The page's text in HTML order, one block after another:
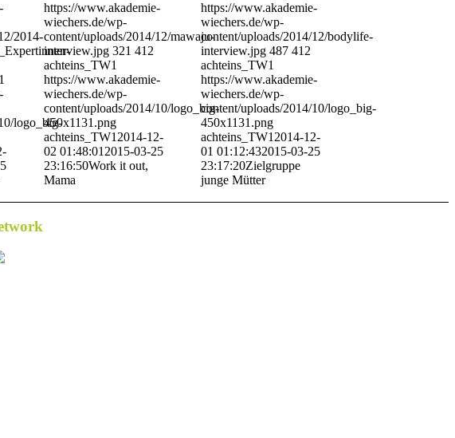
2014-
logo_big-
https://www.akademie-
wiechers.de/wp-
content/uploads/2014/12/mawaju-
interview.jpg 321 412
achteins_TW1
https://www.akademie-
wiechers.de/wp-
content/uploads/2014/10/logo_big-
450x1131.png
achteins_TW1 2014-12-
02 01:48:01 2015-03-25
23:16:50Work it out,
Mama
https://www.akademie-
wiechers.de/wp-
content/uploads/2014/12/bodylife-
interview.jpg 487 412
achteins_TW1
https://www.akademie-
wiechers.de/wp-
content/uploads/2014/10/logo_big-
450x1131.png
achteins_TW1 2014-12-
01 01:12:432015-03-25
23:17:20Zielgruppe
junge Mütter